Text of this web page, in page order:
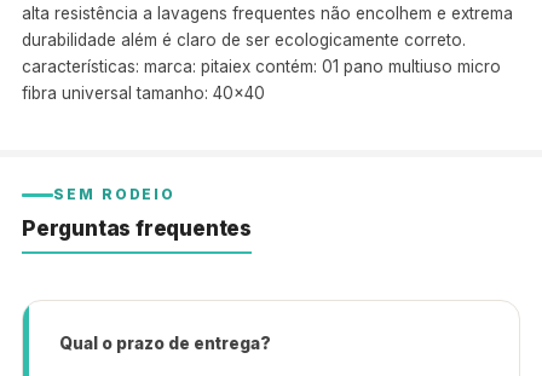
alta resistência a lavagens frequentes não encolhem e extrema
durabilidade além é claro de ser ecologicamente correto.
características: marca: pitaiex contém: 01 pano multiuso micro
fibra universal tamanho: 40×40
SEM RODEIO
Perguntas frequentes
Qual o prazo de entrega?